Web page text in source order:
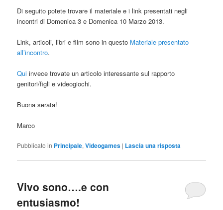
Di seguito potete trovare il materiale e i link presentati negli
incontri di Domenica 3 e Domenica 10 Marzo 2013.
Link, articoli, libri e film sono in questo Materiale presentato
all’incontro.
Qui invece trovate un articolo interessante sul rapporto
genitori/figli e videogiochi.
Buona serata!
Marco
Pubblicato in Principale,Videogames | Lascia una risposta
Vivo sono….e con
entusiasmo!